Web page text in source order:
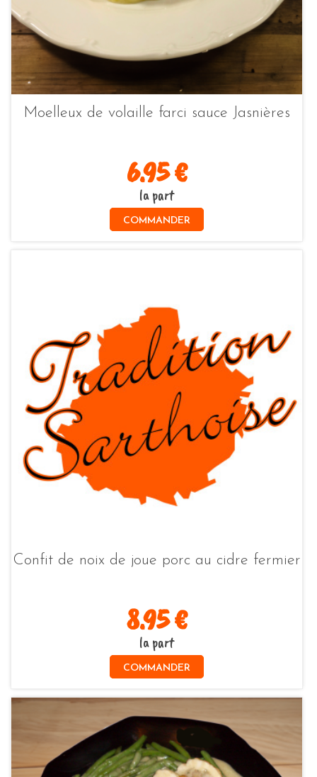
Moelleux de volaille farci sauce Jasnières
6.95 €
la part
COMMANDER
Confit de noix de joue porc au cidre fermier
8.95 €
la part
COMMANDER